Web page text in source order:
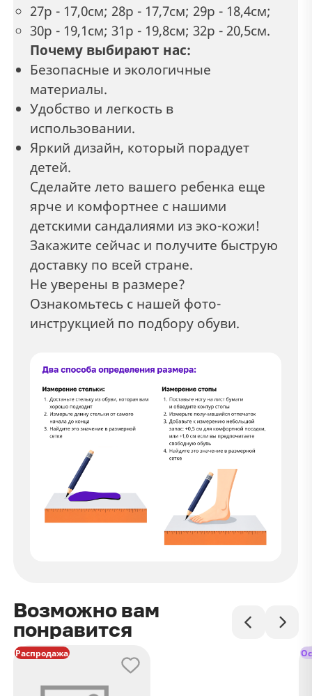
27р - 17,0см; 28р - 17,7см; 29р - 18,4см;
30р - 19,1см; 31р - 19,8см; 32р - 20,5см.
Почему выбирают нас:
Безопасные и экологичные
материалы.
Удобство и легкость в
использовании.
Яркий дизайн, который порадует
детей.
Сделайте лето вашего ребенка еще
ярче и комфортнее с нашими
детскими сандалиями из эко-кожи!
Закажите сейчас и получите быструю
доставку по всей стране.
Не уверены в размере?
Ознакомьтесь с нашей фото-
инструкцией по подбору обуви.
Возможно вам
понравится
Распродажа